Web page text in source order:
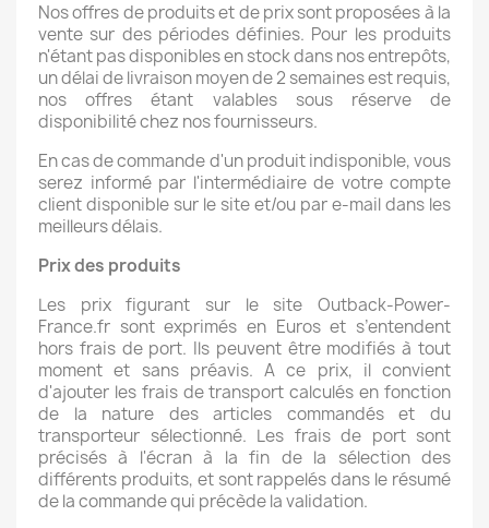
Nos offres de produits et de prix sont proposées à la
vente sur des périodes définies. Pour les produits
n'étant pas disponibles en stock dans nos entrepôts,
un délai de livraison moyen de 2 semaines est requis,
nos offres étant valables sous réserve de
disponibilité chez nos fournisseurs.
En cas de commande d'un produit indisponible, vous
serez informé par l'intermédiaire de votre compte
client disponible sur le site et/ou par e-mail dans les
meilleurs délais.
Prix des produits
Les prix figurant sur le site Outback-Power-
France.fr sont exprimés en Euros et s’entendent
hors frais de port. Ils peuvent être modifiés à tout
moment et sans préavis. A ce prix, il convient
d'ajouter les frais de transport calculés en fonction
de la nature des articles commandés et du
transporteur sélectionné. Les frais de port sont
précisés à l'écran à la fin de la sélection des
différents produits, et sont rappelés dans le résumé
de la commande qui précède la validation.